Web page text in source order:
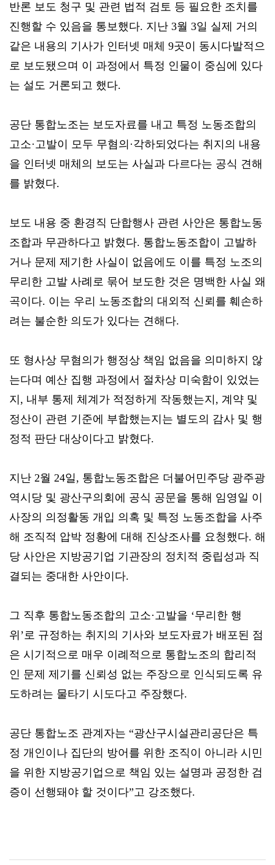
반론 보도 청구 및 관련 법적 검토 등 필요한 조치를
진행할 수 있음을 통보했다. 지난 3월 3일 실제 거의
같은 내용의 기사가 인터넷 매체 9곳이 동시다발적으
로 보도됐으며 이 과정에서 특정 인물이 중심에 있다
는 설도 거론되고 했다.
공단 통합노조는 보도자료를 내고 특정 노동조합의
고소·고발이 모두 무혐의·각하되었다는 취지의 내용
을 인터넷 매체의 보도는 사실과 다르다는 공식 견해
를 밝혔다.
보도 내용 중 환경직 단합행사 관련 사안은 통합노동
조합과 무관하다고 밝혔다. 통합노동조합이 고발하
거나 문제 제기한 사실이 없음에도 이를 특정 노조의
무리한 고발 사례로 묶어 보도한 것은 명백한 사실 왜
곡이다. 이는 우리 노동조합의 대외적 신뢰를 훼손하
려는 불순한 의도가 있다는 견해다.
또 형사상 무혐의가 행정상 책임 없음을 의미하지 않
는다며 예산 집행 과정에서 절차상 미숙함이 있었는
지, 내부 통제 체계가 적정하게 작동했는지, 계약 및
정산이 관련 기준에 부합했는지는 별도의 감사 및 행
정적 판단 대상이다고 밝혔다.
지난 2월 24일, 통합노동조합은 더불어민주당 광주광
역시당 및 광산구의회에 공식 공문을 통해 임영일 이
사장의 의정활동 개입 의혹 및 특정 노동조합을 사주
해 조직적 압박 정황에 대해 진상조사를 요청했다. 해
당 사안은 지방공기업 기관장의 정치적 중립성과 직
결되는 중대한 사안이다.
그 직후 통합노동조합의 고소·고발을 ‘무리한 행
위’로 규정하는 취지의 기사와 보도자료가 배포된 점
은 시기적으로 매우 이례적으로 통합노조의 합리적
인 문제 제기를 신뢰성 없는 주장으로 인식되도록 유
도하려는 물타기 시도다고 주장했다.
공단 통합노조 관계자는 “광산구시설관리공단은 특
정 개인이나 집단의 방어를 위한 조직이 아니라 시민
을 위한 지방공기업으로 책임 있는 설명과 공정한 검
증이 선행돼야 할 것이다”고 강조했다.